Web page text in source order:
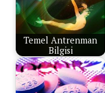
Temel Antrenman
Bilgisi